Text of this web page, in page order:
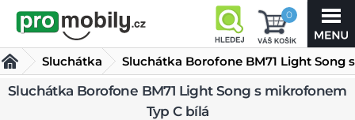
0
Sluchátka
Sluchátka Borofone BM71 Light Song s
mikrofonem Typ C bílá
Sluchátka Borofone BM71 Light Song s mikrofonem
Typ C bílá